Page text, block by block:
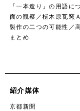
「一本造り」の用語に
面の観察／榿木原瓦窯
製作の二つの可能性／
まとめ
紹介媒体
京都新聞